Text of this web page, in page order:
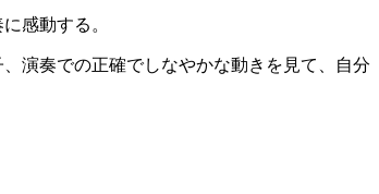
感動する。
演奏での正確でしなやかな動きを見て、自分